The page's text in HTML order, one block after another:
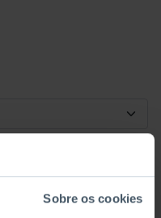
Sobre os cookies